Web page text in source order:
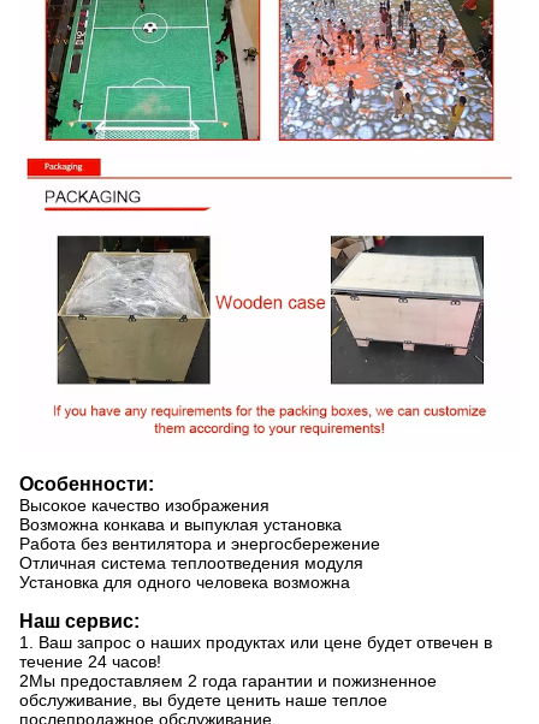
Особенности:
Высокое качество изображения
Возможна конкава и выпуклая установка
Работа без вентилятора и энергосбережение
Отличная система теплоотведения модуля
Установка для одного человека возможна
Наш сервис:
1. Ваш запрос о наших продуктах или цене будет отвечен в
течение 24 часов!
2Мы предоставляем 2 года гарантии и пожизненное
обслуживание, вы будете ценить наше теплое
послепродажное обслуживание.